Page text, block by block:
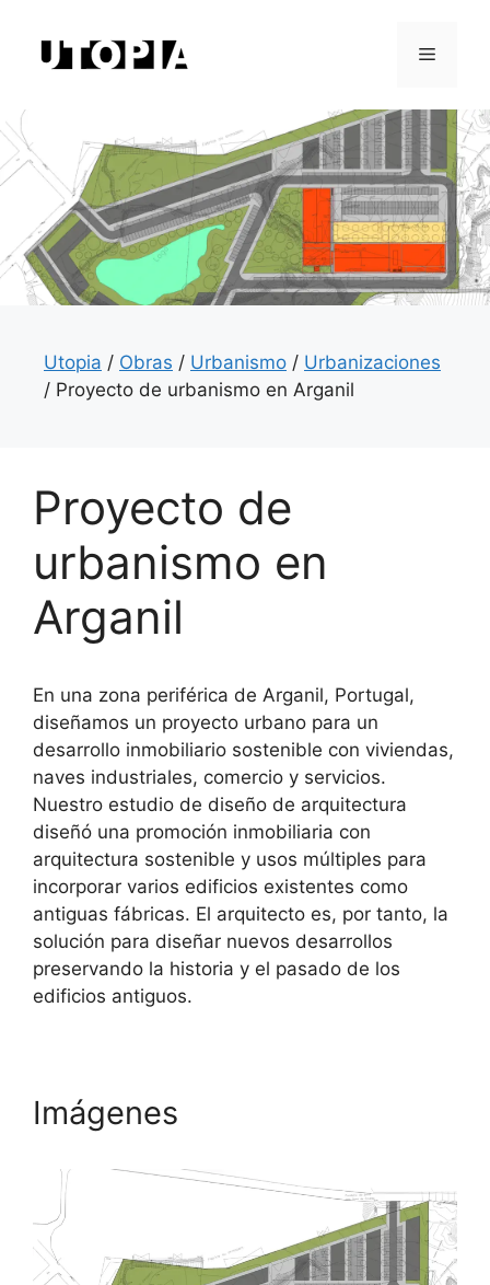
contenido
Menú
Utopia / Obras / Urbanismo / Urbanizaciones
/ Proyecto de urbanismo en Arganil
Proyecto de
urbanismo en
Arganil
En una zona periférica de Arganil, Portugal,
diseñamos un proyecto urbano para un
desarrollo inmobiliario sostenible con viviendas,
naves industriales, comercio y servicios.
Nuestro estudio de diseño de arquitectura
diseñó una promoción inmobiliaria con
arquitectura sostenible y usos múltiples para
incorporar varios edificios existentes como
antiguas fábricas. El arquitecto es, por tanto, la
solución para diseñar nuevos desarrollos
preservando la historia y el pasado de los
edificios antiguos.
Imágenes